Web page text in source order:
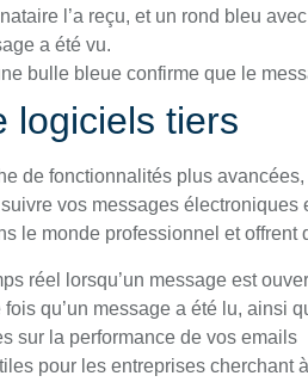
l’a reçu, et un rond bleu
a été vu.
bulle bleue confirme que le
logiciels tiers
de fonctionnalités plus
vos messages électroniques
le monde professionnel et offrent
réel lorsqu’un message est
qu’un message a été lu, ainsi
sur la performance de vos emails
pour les entreprises cherchant